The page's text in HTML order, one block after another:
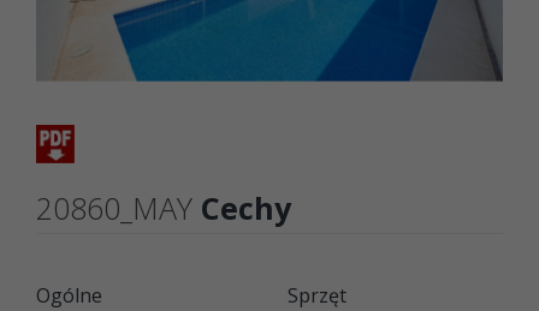
20860_MAY Cechy
Ogólne Sprzęt